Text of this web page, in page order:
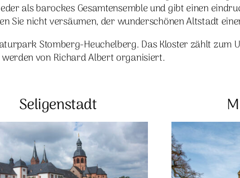
als barockes Gesamtensemble und gibt einen
Sie nicht versäumen, der wunderschönen Altstadt
Stomberg-Heuchelberg. Das Kloster zählt zum
von Richard Albert organisiert.
Seligenstadt